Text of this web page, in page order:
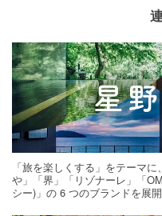
「旅を楽しくする」をテーマ
や」「界」「リゾナーレ」「
シー)」の 6 つのブランドを展